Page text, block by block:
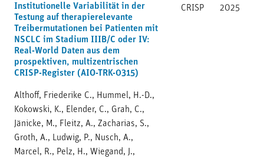
Institutionelle Variabilität in der
Testung auf therapierelevante
Treibermutationen bei Patienten mit
NSCLC im Stadium IIIB/C oder IV:
Real-World Daten aus dem
prospektiven, multizentrischen
CRISP-Register (AIO-TRK-0315)
Althoff, Friederike C., Hummel, H.-D.,
Kokowski, K., Elender, C., Grah, C.,
Jänicke, M., Fleitz, A., Zacharias, S.,
Groth, A., Ludwig, P., Nusch, A.,
Marcel, R., Pelz, H., Wiegand, J.,
CRISP 2025